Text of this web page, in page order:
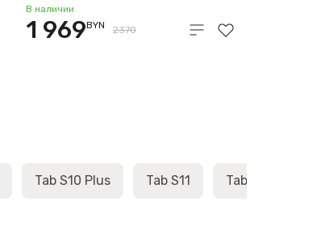
Tab S11 Wi-Fi SM-X730
12GB/128GB (серый)
В наличии
1 969BYN 2370
Tab S10 Plus Tab S11 Tab S11 Ultra